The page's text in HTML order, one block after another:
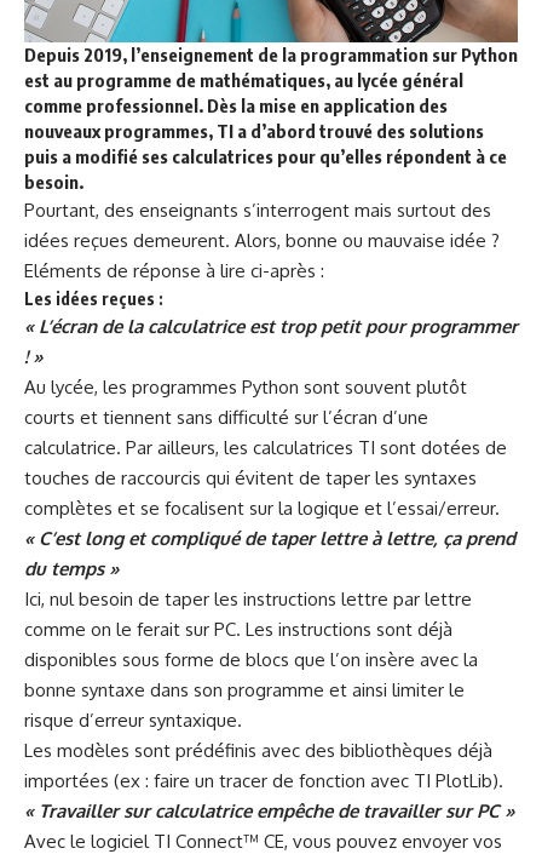
Depuis 2019, l’enseignement de la programmation sur Python
est au programme de mathématiques, au lycée général
comme professionnel. Dès la mise en application des
nouveaux programmes, TI a d’abord trouvé des solutions
puis a modifié ses calculatrices pour qu’elles répondent à ce
besoin.
Pourtant, des enseignants s’interrogent mais surtout des
idées reçues demeurent. Alors, bonne ou mauvaise idée ?
Eléments de réponse à lire ci-après :
Les idées reçues :
« L’écran de la calculatrice est trop petit pour programmer
! »
Au lycée, les programmes Python sont souvent plutôt
courts et tiennent sans difficulté sur l’écran d’une
calculatrice. Par ailleurs, les calculatrices TI sont dotées de
touches de raccourcis qui évitent de taper les syntaxes
complètes et se focalisent sur la logique et l’essai/erreur.
« C’est long et compliqué de taper lettre à lettre, ça prend
du temps »
Ici, nul besoin de taper les instructions lettre par lettre
comme on le ferait sur PC. Les instructions sont déjà
disponibles sous forme de blocs que l’on insère avec la
bonne syntaxe dans son programme et ainsi limiter le
risque d’erreur syntaxique.
Les modèles sont prédéfinis avec des bibliothèques déjà
importées (ex : faire un tracer de fonction avec TI PlotLib).
« Travailler sur calculatrice empêche de travailler sur PC »
Avec le logiciel TI Connect™ CE, vous pouvez envoyer vos